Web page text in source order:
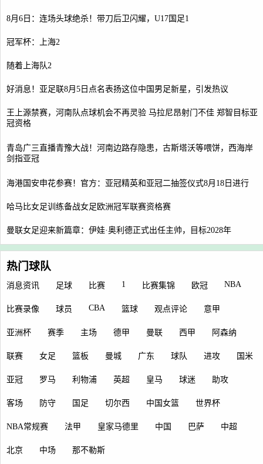
8月6日：连场头球绝杀！带刀后卫闪耀，U17国足1
冠军杯：上海2
随着上海队2
好消息！亚足联8月5日点名表扬这位中国男足新星，引发热议
王上源禁赛，河南队点球机会不再灵验 马拉尼昂射门不佳 郑智目标亚
冠资格
青岛广三直播青豫大战！河南边路存隐患，古斯塔沃等喂饼，西海岸
剑指亚冠
海港国安申花参赛！官方：亚冠精英和亚冠二抽签仪式8月18日进行
哈马比女足训练备战女足欧洲冠军联赛资格赛
曼联女足迎来新篇章：伊娃·奥利德正式出任主帅，目标2028年
热门球队
消息资讯 足球 比赛 1 比赛集锦 欧冠 NBA
比赛录像 球员 CBA 篮球 观点评论 意甲
亚洲杯 赛季 主场 德甲 曼联 西甲 阿森纳
联赛 女足 篮板 曼城 广东 球队 进攻 国米
亚冠 罗马 利物浦 英超 皇马 球迷 助攻
客场 防守 国足 切尔西 中国女篮 世界杯
NBA常规赛 法甲 皇家马德里 中国 巴萨 中超
北京 中场 那不勒斯